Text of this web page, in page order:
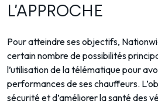
L’APPROCHE
Pour atteindre ses objectifs,
certain nombre de possibilités
l’utilisation de la télématique pour
performances de ses chauffeurs.
sécurité et d’améliorer la santé des